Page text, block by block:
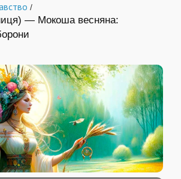
/
— Мокоша весняна: